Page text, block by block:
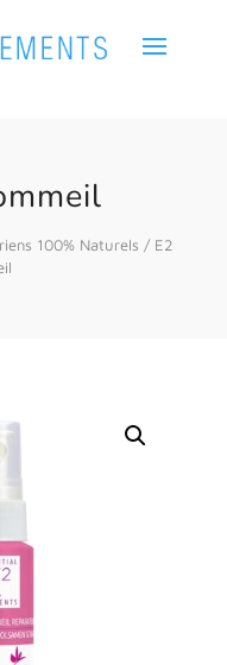
100% Naturels / E2